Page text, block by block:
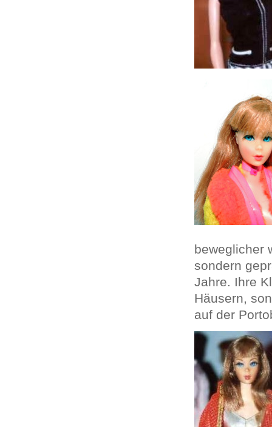
beweglicher
sondern
Jahre. Ihre
Häusern,
auf der